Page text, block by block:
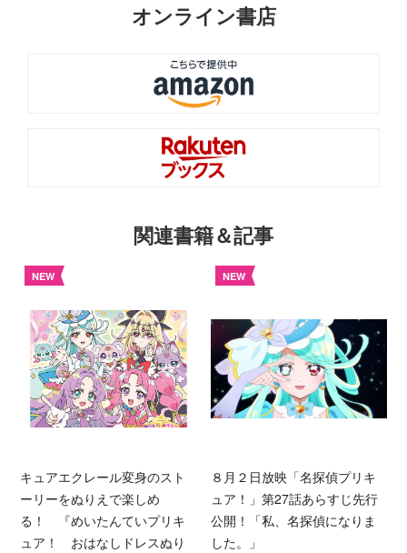
オンライン書店
関連書籍＆記事
NEW
キュアエクレール変身のスト
ーリーをぬりえで楽しめ
る！ 『めいたんていプリキ
ュア！ おはなしドレスぬり
NEW
８月２日放映「名探偵プリキ
ュア！」第27話あらすじ先行
公開！「私、名探偵になりま
した。」